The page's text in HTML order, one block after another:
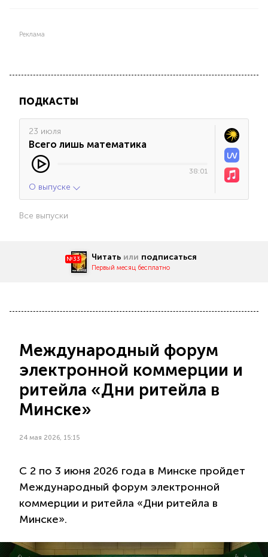
Реклама
ПОДКАСТЫ
23 июля
Всего лишь математика
38:01
О выпуске
Все выпуски
№33 Читать или подписаться
Первый месяц бесплатно
Международный форум
электронной коммерции и
ритейла «Дни ритейла в
Минске»
24 мая 2026, 15:15
С 2 по 3 июня 2026 года в Минске пройдет
Международный форум электронной
коммерции и ритейла «Дни ритейла в
Минске».